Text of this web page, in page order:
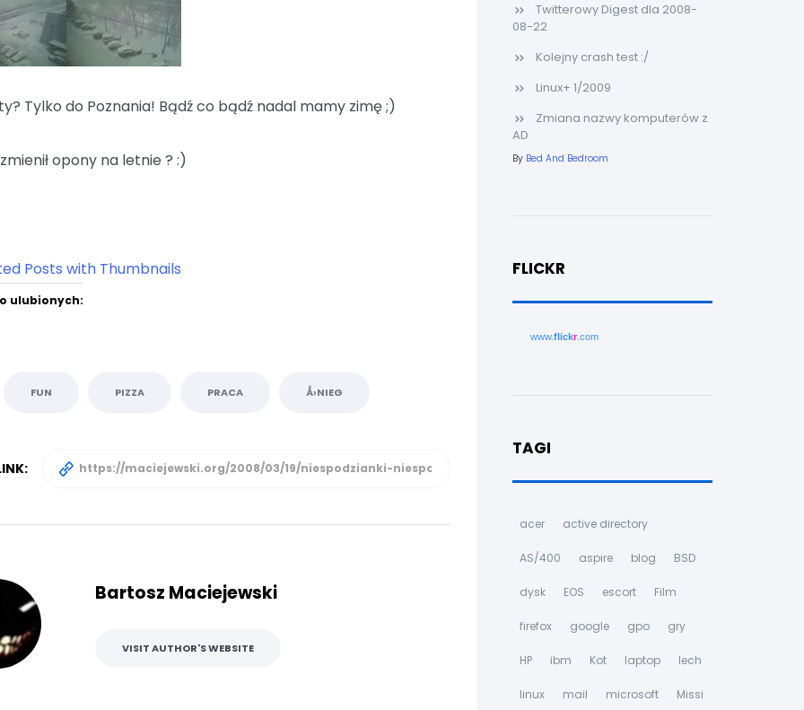
Tylko do Poznania! Bądź co bądź nadal mamy zimę ;)
opony na letnie ? :)
ulubionych:
FUN PIZZA PRACA Å›NIEG
Bartosz Maciejewski
VISIT AUTHOR'S WEBSITE
Twitterowy Digest dla 2008-
08-22
Kolejny crash test :/
Linux+ 1/2009
Zmiana nazwy komputerów z
AD
By Bed And Bedroom
FLICKR
www.flickr .com
TAGI
acer active directory
AS/400 aspire blog BSD
dysk EOS escort Film
firefox google gpo gry
HP ibm Kot laptop lech
linux mail microsoft Missi